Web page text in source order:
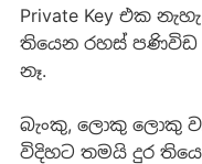
Private Key එක
තියෙන රහස්
නෑ.
බැංකු, ලොකු ලොකු
විදිහට තමයි දුර